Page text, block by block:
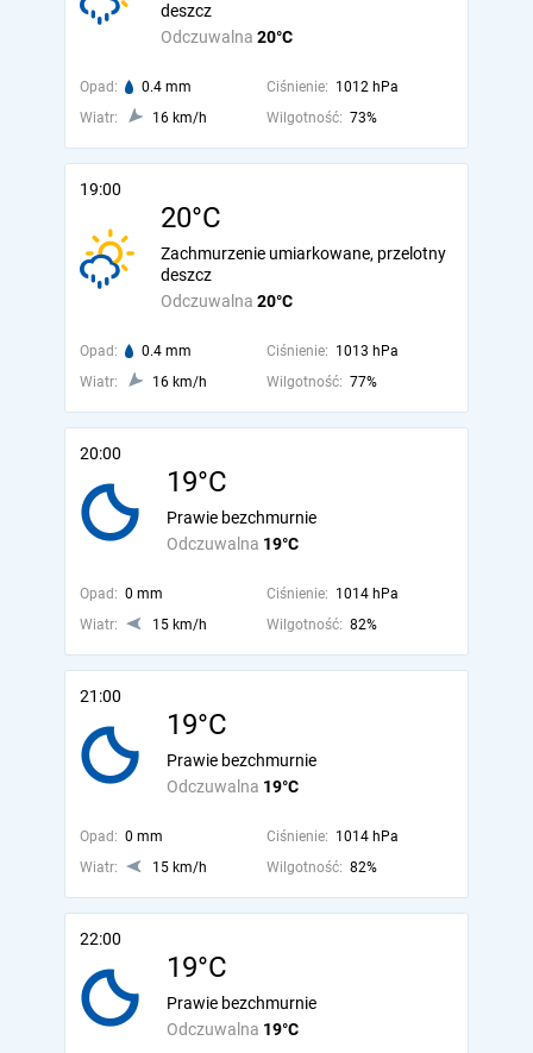
Odczuwalna 20°C
deszcz
Opad: 0.4 mm Ciśnienie: 1012 hPa
Wiatr:
16 km/h Wilgotność: 73%
19:00
20°C
Odczuwalna 20°C
Zachmurzenie umiarkowane, przelotny
deszcz
Opad: 0.4 mm Ciśnienie: 1013 hPa
Wiatr:
16 km/h Wilgotność: 77%
20:00
19°C
Odczuwalna 19°C
Prawie bezchmurnie
Opad: 0 mm Ciśnienie: 1014 hPa
Wiatr:
15 km/h Wilgotność: 82%
21:00
19°C
Odczuwalna 19°C
Prawie bezchmurnie
Opad: 0 mm Ciśnienie: 1014 hPa
Wiatr:
15 km/h Wilgotność: 82%
22:00
19°C
Odczuwalna 19°C
Prawie bezchmurnie